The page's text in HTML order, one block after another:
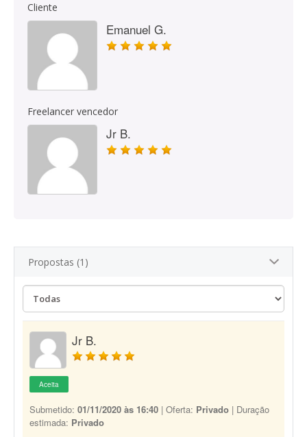
Cliente
Emanuel G.
Freelancer vencedor
Jr B.
Propostas (1)
Jr B.
Aceita
Submetido: 01/11/2020 às 16:40 | Oferta: Privado | Duração
estimada: Privado